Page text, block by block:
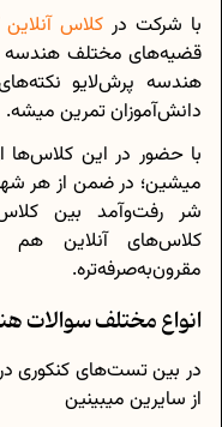
با شرکت در کلاس آنلاین
قضیه‌های مختلف هندسه
هندسه پرش‌لایو
دانش‌آموزان تمرین میشه.
با حضور در این
میشین؛ در ضمن از هر
شر رفت‌وآمد بین
کلاس‌های آنلاین
مقرون‌به‌صرفه‌تره.
انواع مختلف سوالات
در بین تست‌های کنکوری
از سایرین میبینین